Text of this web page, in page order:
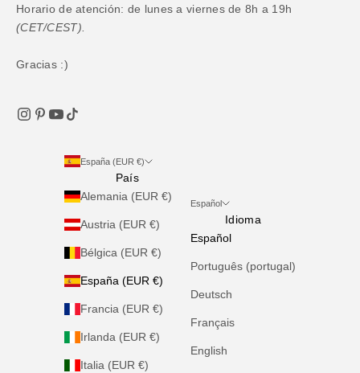
Horario de atención: de lunes a viernes de 8h a 19h
(CET/CEST).
Gracias :)
España (EUR €)
País
Alemania (EUR €)
Austria (EUR €)
Bélgica (EUR €)
España (EUR €)
Francia (EUR €)
Irlanda (EUR €)
Italia (EUR €)
Español
Idioma
Español
Português (portugal)
Deutsch
Français
English